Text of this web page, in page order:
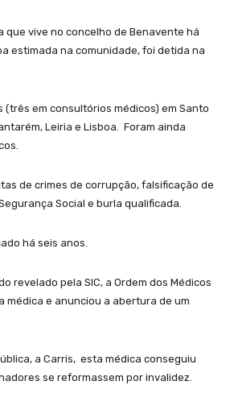
que vive no concelho de Benavente há
estimada na comunidade, foi detida na
(três em consultórios médicos) em Santo
Leiria e Lisboa. Foram ainda
de crimes de corrupção, falsificação de
Social e burla qualificada.
há seis anos.
revelado pela SIC, a Ordem dos Médicos
médica e anunciou a abertura de um
a Carris, esta médica conseguiu
se reformassem por invalidez.